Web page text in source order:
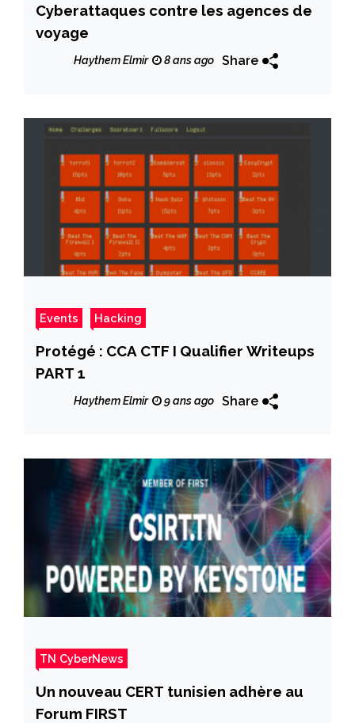
Cyberattaques contre les agences de
voyage
Haythem Elmir 8 ans ago Share
Events Hacking
Protégé : CCA CTF I Qualifier Writeups
PART 1
Haythem Elmir 9 ans ago Share
TN CyberNews
Un nouveau CERT tunisien adhère au
Forum FIRST